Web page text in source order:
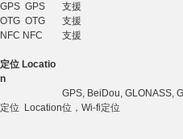
GPS GPS
支援
OTG OTG
支援
NFC NFC
支援
定位 Locatio
n
定位 Location
GPS, BeiDou, GLONASS,
位，Wi-fi定位